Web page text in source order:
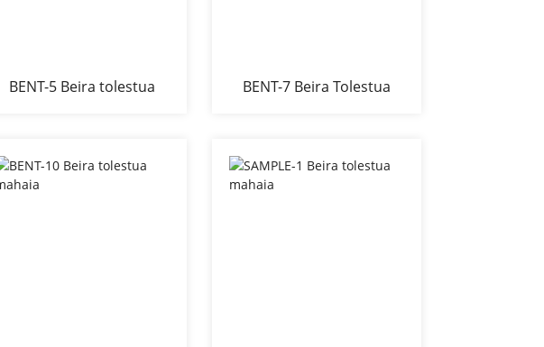
BENT-5 Beira tolestua
BENT-7 Beira Tolestua